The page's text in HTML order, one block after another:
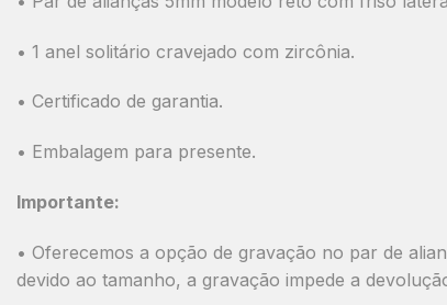
• 1 anel solitário cravejado com zircônia.
• Certificado de garantia.
• Embalagem para presente.
Importante:
• Oferecemos a opção de gravação no par de
devido ao tamanho, a gravação impede a